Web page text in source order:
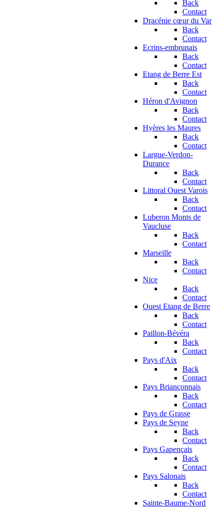
Back
Contact
Dracénie cœur du Var
Back
Contact
Ecrins-embrunais
Back
Contact
Etang de Berre Est
Back
Contact
Héron d'Avignon
Back
Contact
Hyères les Maures
Back
Contact
Largue-Verdon-
Durance
Back
Contact
Littoral Ouest Varois
Back
Contact
Luberon Monts de
Vaucluse
Back
Contact
Marseille
Back
Contact
Nice
Back
Contact
Ouest Etang de Berre
Back
Contact
Paillon-Bévéra
Back
Contact
Pays d'Aix
Back
Contact
Pays Briançonnais
Back
Contact
Pays de Grasse
Pays de Seyne
Back
Contact
Pays Gapençais
Back
Contact
Pays Salonais
Back
Contact
Sainte-Baume-Nord